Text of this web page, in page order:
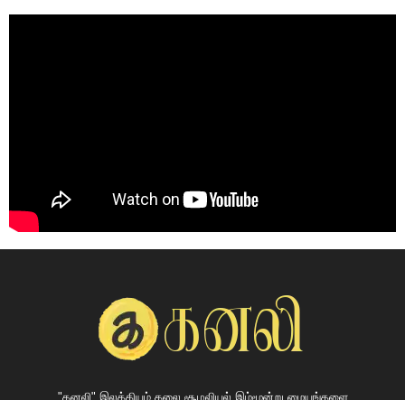
"கனலி" இலக்கியம் கலை சூழலியல் இம்மூன்று மையங்களை